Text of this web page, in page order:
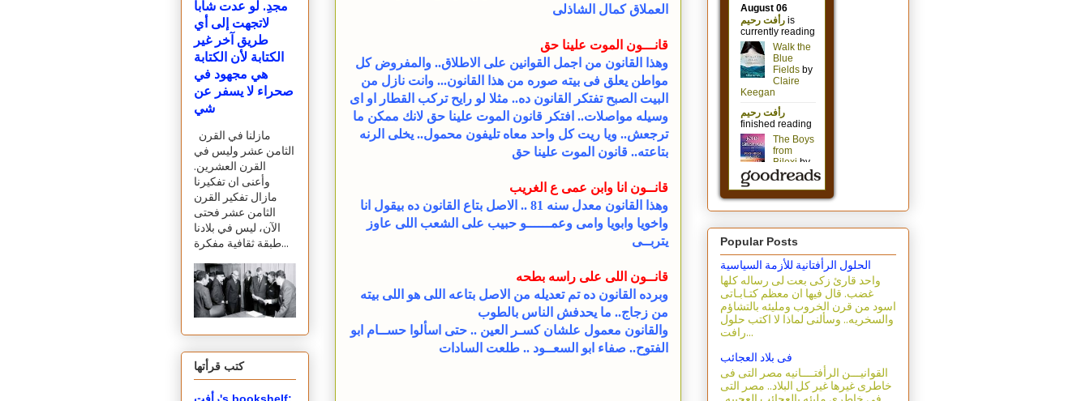
العملاق كمال الشاذلى
قانـــون الموت علينا حق
وهذا القانون من اجمل القوانين على الاطلاق.. والمفروض كل
مواطن يعلق فى بيته صوره من هذا القانون... وانت نازل من
البيت الصبح تفتكر القانون ده.. مثلا لو رايح تركب القطار او اى
وسيله مواصلات.. افتكر قانون الموت علينا حق لانك ممكن ما
ترجعش.. ويا ريت كل واحد معاه تليفون محمول.. يخلى الرنه
بتاعته.. قانون الموت علينا حق
قانــون انا وابن عمى ع الغريب
وهذا القانون معدل سنه 81 .. الاصل بتاع القانون ده بيقول انا
واخويا وابويا وامى وعمــــــو حبيب على الشعب اللى عاوز
يتربــى
قانــون اللى على راسه بطحه
وبرده القانون ده تم تعديله من الاصل بتاعه اللى هو اللى بيته
من زجاج.. ما يحدفش الناس بالطوب
والقانون معمول علشان كسـر العين .. حتى اسألوا حســام ابو
الفتوح.. صفاء ابو السعــود .. طلعت السادات
مجدِ. لو عدت شابا
لاتجهت إلى أي
طريق آخر غير
الكتابة لأن الكتابة
هي مجهود في
صحراء لا يسفر عن
شي
الثامن عشر وليس في
القرن العشرين.
وأعنى ان تفكيرنا
مازال تفكير القرن
الثامن عشر فحتى
الآن، ليس في بلادنا
طبقة ثقافية مفكرة...
كتب قرأتها
Popular Posts
الحلول الرأفتانية للأزمة السياسية
واحد قارئ زكى بعت لى رساله كلها
غضب. قال فيها ان معظم كتـابـاتى
اسود من قرن الخروب ومليئه بالتشاؤم
والسخريه.. وسألنى لماذا لا اكتب حلول
رافت...
فى بلاد العجائب
القوانيـــن الرأفتــــانيه مصر التى فى
خاطرى غيرها غير كل البلاد.. مصر التى